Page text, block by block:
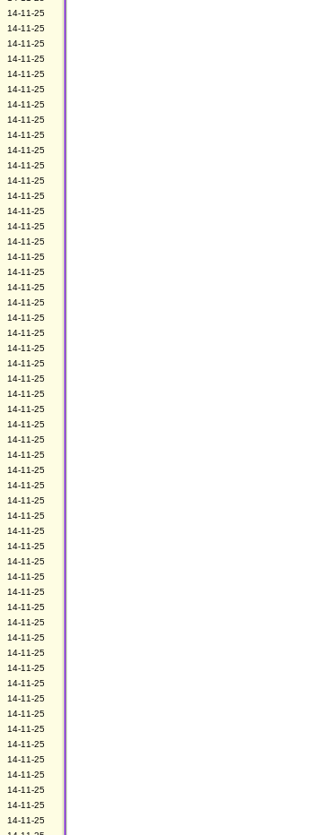
14-11-25 19:47
14-11-25 19:45
14-11-25 19:45
14-11-25 19:32
14-11-25 18:50
14-11-25 18:07
14-11-25 18:00
14-11-25 17:29
14-11-25 17:00
14-11-25 17:00
14-11-25 16:45
14-11-25 16:43
14-11-25 16:26
14-11-25 16:00
14-11-25 15:12
14-11-25 15:04
14-11-25 15:02
14-11-25 15:01
14-11-25 14:28
14-11-25 13:36
14-11-25 13:32
14-11-25 13:18
14-11-25 13:17
14-11-25 13:10
14-11-25 12:53
14-11-25 12:37
14-11-25 12:15
14-11-25 12:03
14-11-25 12:02
14-11-25 10:40
14-11-25 10:36
14-11-25 10:00
14-11-25 10:00
14-11-25 10:00
14-11-25 09:59
14-11-25 09:51
14-11-25 09:28
14-11-25 09:09
14-11-25 08:58
14-11-25 07:52
14-11-25 07:43
14-11-25 07:41
14-11-25 07:29
14-11-25 07:02
14-11-25 07:00
14-11-25 07:00
14-11-25 06:54
14-11-25 06:50
14-11-25 06:44
14-11-25 06:36
14-11-25 06:00
14-11-25 06:00
14-11-25 00:59
14-11-25 00:19